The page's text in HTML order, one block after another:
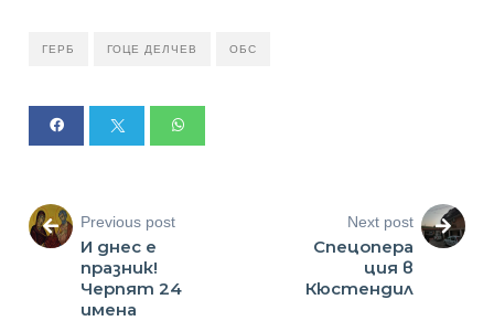
ГЕРБ ГОЦЕ ДЕЛЧЕВ ОБС
Previous post
И днес е
празник!
Черпят 24
имена
Next post
Спецопера
ция в
Кюстендил